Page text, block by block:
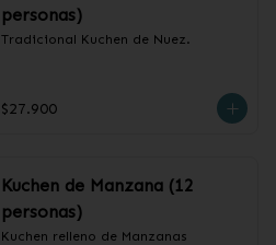
personas)
Tradicional Kuchen de Nuez.
$27.900
Kuchen de Manzana (12
personas)
Kuchen relleno de Manzanas